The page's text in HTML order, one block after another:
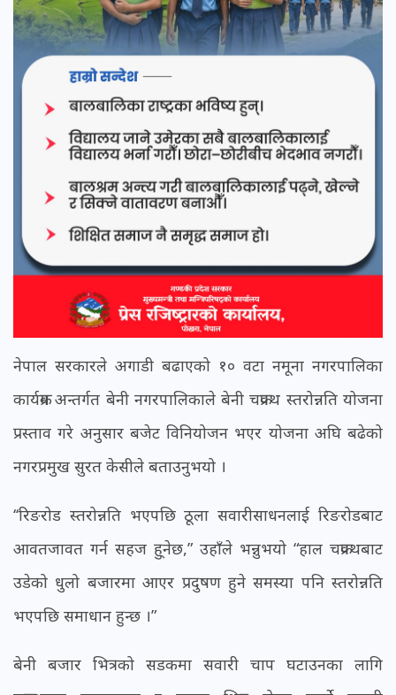
नेपाल सरकारले अगाडी बढाएको १० वटा नमूना नगरपालिका
कार्यक्रम अन्तर्गत बेनी नगरपालिकाले बेनी चक्रपथ स्तरोन्नति योजना
प्रस्ताव गरे अनुसार बजेट विनियोजन भएर योजना अघि बढेको
नगरप्रमुख सुरत केसीले बताउनुभयो ।
‘‘रिङरोड स्तरोन्नति भएपछि ठूला सवारीसाधनलाई रिङरोडबाट
आवतजावत गर्न सहज हु्नेछ,” उहाँले भन्नुभयो “हाल चक्रपथबाट
उडेको धुलो बजारमा आएर प्रदुषण हुने समस्या पनि स्तरोन्नति
भएपछि समाधान हुन्छ ।”
बेनी बजार भित्रको सडकमा सवारी चाप घटाउनका लागि